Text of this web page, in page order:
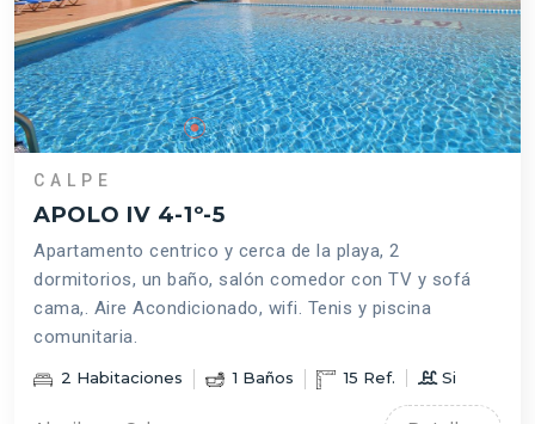
CALPE
APOLO IV 4-1º-5
Apartamento centrico y cerca de la playa, 2
dormitorios, un baño, salón comedor con TV y sofá
cama,. Aire Acondicionado, wifi. Tenis y piscina
comunitaria.
2 Habitaciones 1 Baños 15 Ref. Si